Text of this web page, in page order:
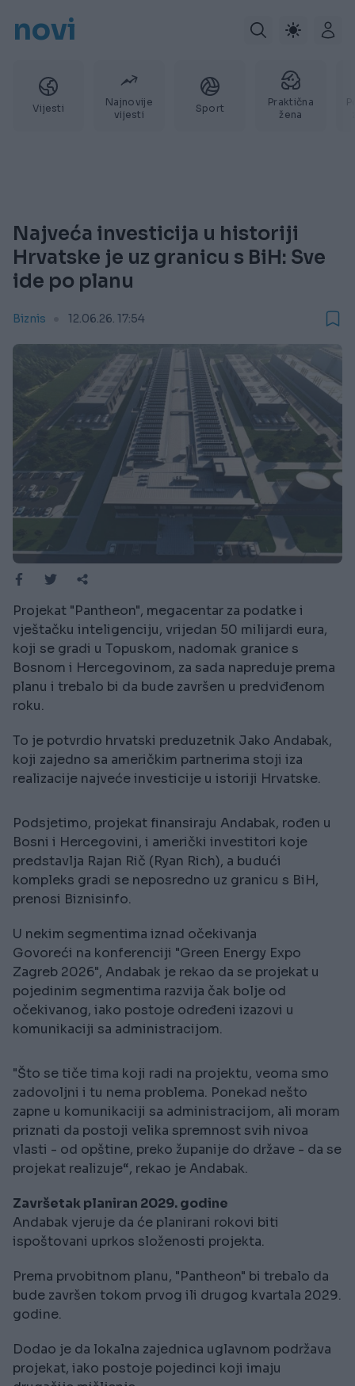
novi
Vijesti
Najnovije
vijesti
Sport
Praktična
žena
Najveća investicija u historiji
Hrvatske je uz granicu s BiH: Sve
ide po planu
Biznis 12.06.26. 17:54
Projekat "Pantheon", megacentar za podatke i
vještačku inteligenciju, vrijedan 50 milijardi eura,
koji se gradi u Topuskom, nadomak granice s
Bosnom i Hercegovinom, za sada napreduje prema
planu i trebalo bi da bude završen u predviđenom
roku.
To je potvrdio hrvatski preduzetnik Jako Andabak,
koji zajedno sa američkim partnerima stoji iza
realizacije najveće investicije u istoriji Hrvatske.
Podsjetimo, projekat finansiraju Andabak, rođen u
Bosni i Hercegovini, i američki investitori koje
predstavlja Rajan Rič (Ryan Rich), a budući
kompleks gradi se neposredno uz granicu s BiH,
prenosi Biznisinfo.
U nekim segmentima iznad očekivanja
Govoreći na konferenciji "Green Energy Expo
Zagreb 2026", Andabak je rekao da se projekat u
pojedinim segmentima razvija čak bolje od
očekivanog, iako postoje određeni izazovi u
komunikaciji sa administracijom.
"Što se tiče tima koji radi na projektu, veoma smo
zadovoljni i tu nema problema. Ponekad nešto
zapne u komunikaciji sa administracijom, ali moram
priznati da postoji velika spremnost svih nivoa
vlasti - od opštine, preko županije do države - da se
projekat realizuje“, rekao je Andabak.
Završetak planiran 2029. godine
Andabak vjeruje da će planirani rokovi biti
ispoštovani uprkos složenosti projekta.
Prema prvobitnom planu, "Pantheon" bi trebalo da
bude završen tokom prvog ili drugog kvartala 2029.
godine.
Dodao je da lokalna zajednica uglavnom podržava
projekat, iako postoje pojedinci koji imaju